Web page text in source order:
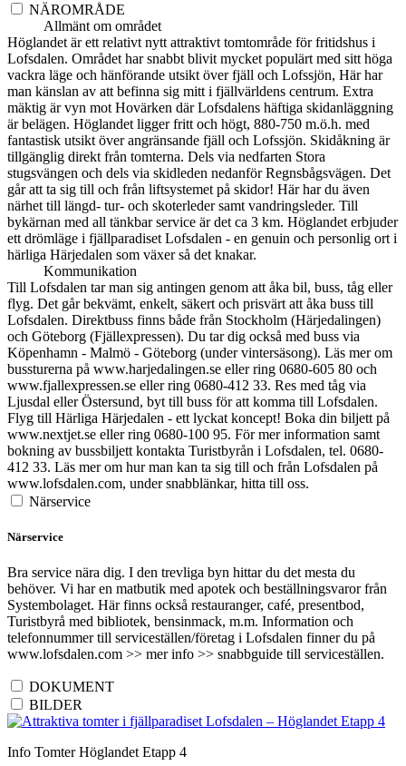
NÄROMRÅDE
Allmänt om området
Höglandet är ett relativt nytt attraktivt tomtområde för fritidshus i
Lofsdalen. Området har snabbt blivit mycket populärt med sitt höga
vackra läge och hänförande utsikt över fjäll och Lofssjön, Här har
man känslan av att befinna sig mitt i fjällvärldens centrum. Extra
mäktig är vyn mot Hovärken där Lofsdalens häftiga skidanläggning
är belägen. Höglandet ligger fritt och högt, 880-750 m.ö.h. med
fantastisk utsikt över angränsande fjäll och Lofssjön. Skidåkning är
tillgänglig direkt från tomterna. Dels via nedfarten Stora
stugsvängen och dels via skidleden nedanför Regnsbågsvägen. Det
går att ta sig till och från liftsystemet på skidor! Här har du även
närhet till längd- tur- och skoterleder samt vandringsleder. Till
bykärnan med all tänkbar service är det ca 3 km. Höglandet erbjuder
ett drömläge i fjällparadiset Lofsdalen - en genuin och personlig ort i
härliga Härjedalen som växer så det knakar.
Kommunikation
Till Lofsdalen tar man sig antingen genom att åka bil, buss, tåg eller
flyg. Det går bekvämt, enkelt, säkert och prisvärt att åka buss till
Lofsdalen. Direktbuss finns både från Stockholm (Härjedalingen)
och Göteborg (Fjällexpressen). Du tar dig också med buss via
Köpenhamn - Malmö - Göteborg (under vintersäsong). Läs mer om
bussturerna på www.harjedalingen.se eller ring 0680-605 80 och
www.fjallexpressen.se eller ring 0680-412 33. Res med tåg via
Ljusdal eller Östersund, byt till buss för att komma till Lofsdalen.
Flyg till Härliga Härjedalen - ett lyckat koncept! Boka din biljett på
www.nextjet.se eller ring 0680-100 95. För mer information samt
bokning av bussbiljett kontakta Turistbyrån i Lofsdalen, tel. 0680-
412 33. Läs mer om hur man kan ta sig till och från Lofsdalen på
www.lofsdalen.com, under snabblänkar, hitta till oss.
Närservice
Närservice
Bra service nära dig. I den trevliga byn hittar du det mesta du
behöver. Vi har en matbutik med apotek och beställningsvaror från
Systembolaget. Här finns också restauranger, café, presentbod,
Turistbyrå med bibliotek, bensinmack, m.m. Information och
telefonnummer till serviceställen/företag i Lofsdalen finner du på
www.lofsdalen.com >> mer info >> snabbguide till serviceställen.
DOKUMENT
BILDER
Info Tomter Höglandet Etapp 4